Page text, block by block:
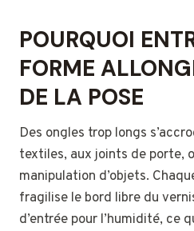
POURQUOI
FORME
DE LA POSE
Des ongles trop longs
textiles, aux joints de porte,
manipulation d’objets.
fragilise le bord libre du
d’entrée pour l’humidité, ce